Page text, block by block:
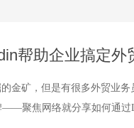
帮助企业搞定外
金矿，但是有很多外贸业
——聚焦网络就分享如何通过